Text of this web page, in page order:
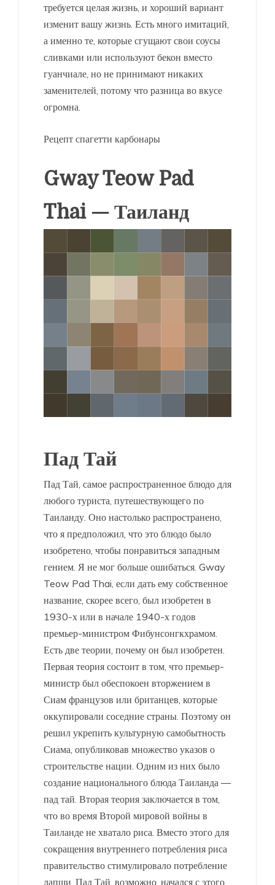
требуется целая жизнь, и хороший вариант
изменит вашу жизнь. Есть много имитаций,
а именно те, которые сгущают свои соусы
сливками или используют бекон вместо
гуанчиале, но не принимают никаких
заменителей, потому что разница во вкусе
огромна.
Рецепт спагетти карбонары
Gway Teow Pad
Thai — Таиланд
Пад Тай
Пад Тай, самое распространенное блюдо для
любого туриста, путешествующего по
Таиланду. Оно настолько распространено,
что я предположил, что это блюдо было
изобретено, чтобы понравиться западным
гением. Я не мог больше ошибаться. Gway
Teow Pad Thai, если дать ему собственное
название, скорее всего, был изобретен в
1930-х или в начале 1940-х годов
премьер-министром Фибунсонгкхрамом.
Есть две теории, почему он был изобретен.
Первая теория состоит в том, что премьер-
министр был обеспокоен вторжением в
Сиам французов или британцев, которые
оккупировали соседние страны. Поэтому он
решил укрепить культурную самобытность
Сиама, опубликовав множество указов о
строительстве нации. Одним из них было
создание национального блюда Таиланда —
пад тай. Вторая теория заключается в том,
что во время Второй мировой войны в
Таиланде не хватало риса. Вместо этого для
сокращения внутреннего потребления риса
правительство стимулировало потребление
лапши. Пад Тай, возможно, начался с этого.